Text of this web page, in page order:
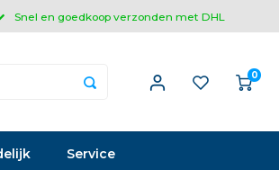
Snel en goedkoop verzonden met DHL
0
Service